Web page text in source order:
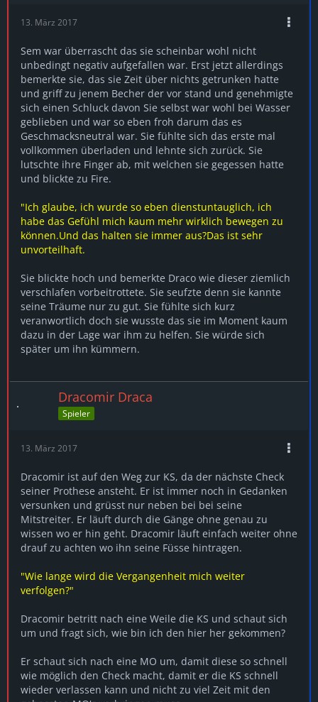
13. März 2017
Sem war überrascht das sie scheinbar wohl nicht
unbedingt negativ aufgefallen war. Erst jetzt allerdings
bemerkte sie, das sie Zeit über nichts getrunken hatte
und griff zu jenem Becher der vor stand und genehmigte
sich einen Schluck davon Sie selbst war wohl bei Wasser
geblieben und war so eben froh darum das es
Geschmacksneutral war. Sie fühlte sich das erste mal
vollkommen überladen und lehnte sich zurück. Sie
lutschte ihre Finger ab, mit welchen sie gegessen hatte
und blickte zu Fire.
"Ich glaube, ich wurde so eben dienstuntauglich, ich
habe das Gefühl mich kaum mehr wirklich bewegen zu
können.Und das halten sie immer aus?Das ist sehr
unvorteilhaft.
Sie blickte hoch und bemerkte Draco wie dieser ziemlich
verschlafen vorbeitrottete. Sie seufzte denn sie kannte
seine Träume nur zu gut. Sie fühlte sich kurz
veranwortlich doch sie wusste das sie im Moment kaum
dazu in der Lage war ihm zu helfen. Sie würde sich
später um ihn kümmern.
Dracomir Draca
Spieler
13. März 2017
Dracomir ist auf den Weg zur KS, da der nächste Check
seiner Prothese ansteht. Er ist immer noch in Gedanken
versunken und grüsst nur neben bei bei seine
Mitstreiter. Er läuft durch die Gänge ohne genau zu
wissen wo er hin geht. Dracomir läuft einfach weiter ohne
drauf zu achten wo ihn seine Füsse hintragen.
"Wie lange wird die Vergangenheit mich weiter
verfolgen?"
Dracomir betritt nach eine Weile die KS und schaut sich
um und fragt sich, wie bin ich den hier her gekommen?
Er schaut sich nach eine MO um, damit diese so schnell
wie möglich den Check macht, damit er die KS schnell
wieder verlassen kann und nicht zu viel Zeit mit den